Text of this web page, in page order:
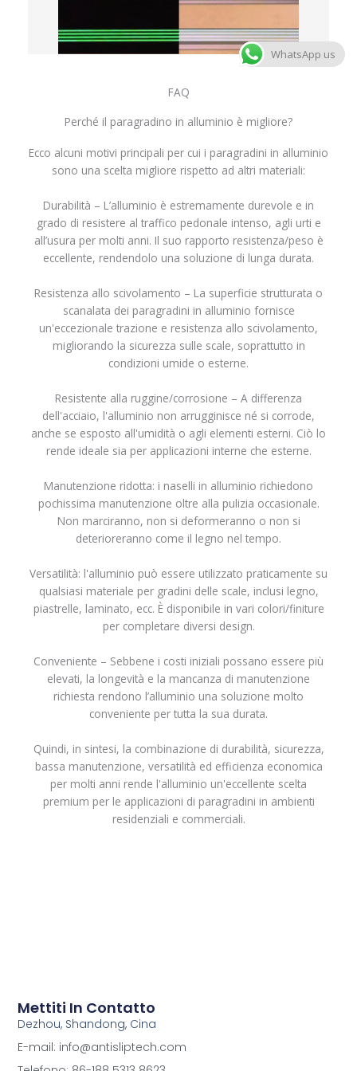
FAQ
Perché il paragradino in alluminio è migliore?
Ecco alcuni motivi principali per cui i paragradini in alluminio
sono una scelta migliore rispetto ad altri materiali:
Durabilità – L’alluminio è estremamente durevole e in
grado di resistere al traffico pedonale intenso, agli urti e
all’usura per molti anni. Il suo rapporto resistenza/peso è
eccellente, rendendolo una soluzione di lunga durata.
Resistenza allo scivolamento – La superficie strutturata o
scanalata dei paragradini in alluminio fornisce
un'eccezionale trazione e resistenza allo scivolamento,
migliorando la sicurezza sulle scale, soprattutto in
condizioni umide o esterne.
Resistente alla ruggine/corrosione – A differenza
dell'acciaio, l'alluminio non arrugginisce né si corrode,
anche se esposto all'umidità o agli elementi esterni. Ciò lo
rende ideale sia per applicazioni interne che esterne.
Manutenzione ridotta: i naselli in alluminio richiedono
pochissima manutenzione oltre alla pulizia occasionale.
Non marciranno, non si deformeranno o non si
deterioreranno come il legno nel tempo.
Versatilità: l'alluminio può essere utilizzato praticamente su
qualsiasi materiale per gradini delle scale, inclusi legno,
piastrelle, laminato, ecc. È disponibile in vari colori/finiture
per completare diversi design.
Conveniente – Sebbene i costi iniziali possano essere più
elevati, la longevità e la mancanza di manutenzione
richiesta rendono l’alluminio una soluzione molto
conveniente per tutta la sua durata.
Quindi, in sintesi, la combinazione di durabilità, sicurezza,
bassa manutenzione, versatilità ed efficienza economica
per molti anni rende l'alluminio un'eccellente scelta
premium per le applicazioni di paragradini in ambienti
residenziali e commerciali.
Mettiti In Contatto
Dezhou, Shandong, Cina
E-mail: info@antisliptech.com
WhatsApp us